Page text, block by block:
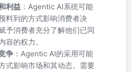
利益 ：Agentic AI系统可能
料到的方式影响消费者决
予消费者充分了解他们已同
容的权力。
争 ：Agentic AI的采用可能
式影响市场和其动态。需要